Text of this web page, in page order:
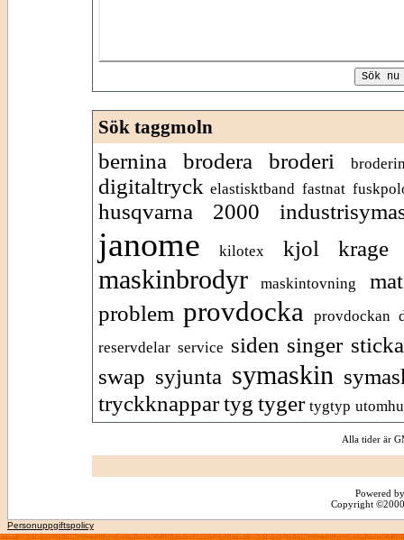
Sök taggmoln
bernina brodera broderi
digitaltryck elastisktband fastnat
husqvarna 2000
janome kilotex kjol krage
maskinbrodyr maskintovning
problem provdocka provdockan
reservdelar service siden singer sticka
swap syjunta symaskin
tryckknappar tyg tyger tygtyp
Alla tider är
Powered
Copyright
Personuppgiftspolicy